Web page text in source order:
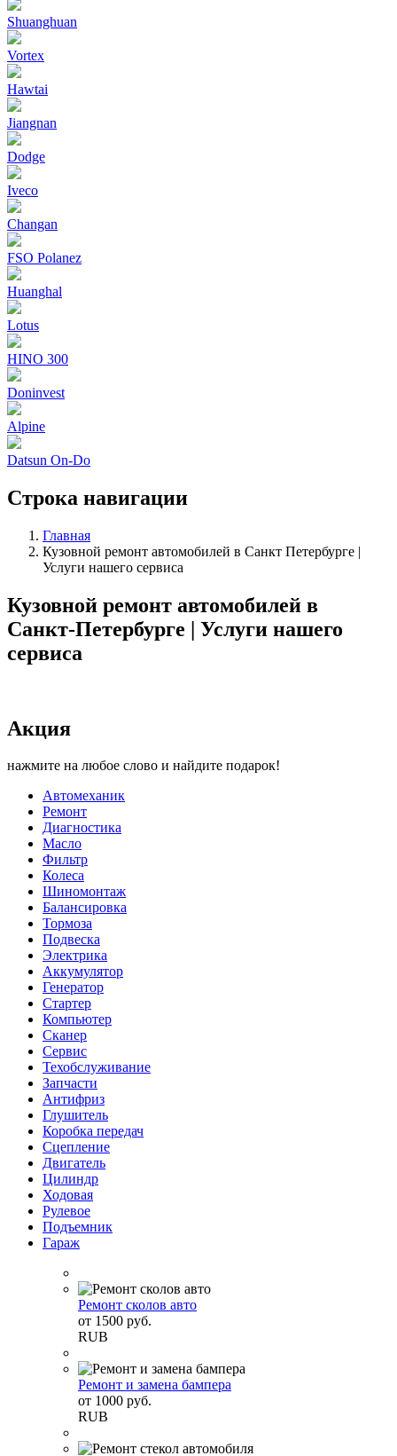
Shuanghuan
Vortex
Hawtai
Jiangnan
Dodge
Iveco
Changan
FSO Polanez
Huanghal
Lotus
HINO 300
Doninvest
Alpine
Datsun On-Do
Строка навигации
Главная
Кузовной ремонт автомобилей в Санкт Петербурге |
Услуги нашего сервиса
Кузовной ремонт автомобилей в
Санкт-Петербурге | Услуги нашего
сервиса
Акция
нажмите на любое слово и найдите подарок!
Автомеханик
Ремонт
Диагностика
Масло
Фильтр
Колеса
Шиномонтаж
Балансировка
Тормоза
Подвеска
Электрика
Аккумулятор
Генератор
Стартер
Компьютер
Сканер
Сервис
Техобслуживание
Запчасти
Антифриз
Глушитель
Коробка передач
Сцепление
Двигатель
Цилиндр
Ходовая
Рулевое
Подъемник
Гараж
Ремонт сколов авто
от 1500 руб.
RUB
Ремонт и замена бампера
от 1000 руб.
RUB